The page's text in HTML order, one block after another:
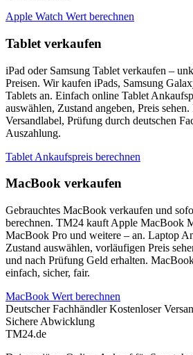
Apple Watch Wert berechnen
Tablet verkaufen
iPad oder Samsung Tablet verkaufen –
Preisen. Wir kaufen iPads, Samsung
Tablets an. Einfach online Tablet
auswählen, Zustand angeben, Preis
Versandlabel, Prüfung durch deutschen
Auszahlung.
Tablet Ankaufspreis berechnen
MacBook verkaufen
Gebrauchtes MacBook verkaufen und
berechnen. TM24 kauft Apple MacBook
MacBook Pro und weitere – an. Laptop
Zustand auswählen, vorläufigen Preis
und nach Prüfung Geld erhalten.
einfach, sicher, fair.
MacBook Wert berechnen
Deutscher Fachhändler Kostenloser
Sichere Abwicklung
TM24.de